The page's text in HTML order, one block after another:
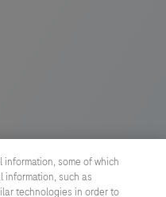
some of which
information, such as
technologies in order to